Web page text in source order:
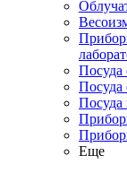
Посуда
Посуда
Посуда
Еще